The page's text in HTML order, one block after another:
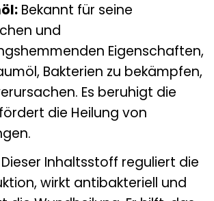
Bekannt für seine
und
Eigenschaften,
Bakterien zu bekämpfen,
Es beruhigt die
die Heilung von
Inhaltsstoff reguliert die
wirkt antibakteriell und